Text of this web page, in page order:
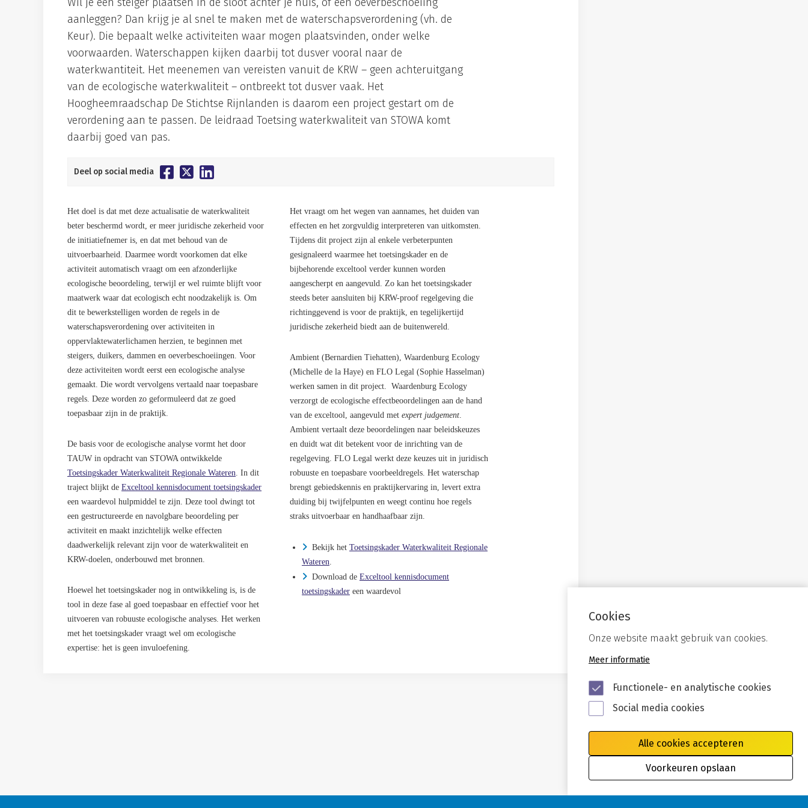
aanleggen? Dan krijg je al snel te maken met de waterschapsverordening (vh. de
Keur). Die bepaalt welke activiteiten waar mogen plaatsvinden, onder welke
voorwaarden. Waterschappen kijken daarbij tot dusver vooral naar de
waterkwantiteit. Het meenemen van vereisten vanuit de KRW – geen achteruitgang
van de ecologische waterkwaliteit – ontbreekt tot dusver vaak. Het
Hoogheemraadschap De Stichtse Rijnlanden is daarom een project gestart om de
verordening aan te passen. De leidraad Toetsing waterkwaliteit van STOWA komt
daarbij goed van pas.
Deel op social media
Het doel is dat met deze actualisatie de waterkwaliteit
beter beschermd wordt, er meer juridische zekerheid voor
de initiatiefnemer is, en dat met behoud van de
uitvoerbaarheid. Daarmee wordt voorkomen dat elke
activiteit automatisch vraagt om een afzonderlijke
ecologische beoordeling, terwijl er wel ruimte blijft voor
maatwerk waar dat ecologisch echt noodzakelijk is. Om
dit te bewerkstelligen worden de regels in de
waterschapsverordening over activiteiten in
oppervlaktewaterlichamen herzien, te beginnen met
steigers, duikers, dammen en oeverbeschoeiingen. Voor
deze activiteiten wordt eerst een ecologische analyse
gemaakt. Die wordt vervolgens vertaald naar toepasbare
regels. Deze worden zo geformuleerd dat ze goed
toepasbaar zijn in de praktijk.
De basis voor de ecologische analyse vormt het door
TAUW in opdracht van STOWA ontwikkelde
Toetsingskader Waterkwaliteit Regionale Wateren. In dit
traject blijkt de Exceltool kennisdocument toetsingskader
een waardevol hulpmiddel te zijn. Deze tool dwingt tot
een gestructureerde en navolgbare beoordeling per
activiteit en maakt inzichtelijk welke effecten
daadwerkelijk relevant zijn voor de waterkwaliteit en
KRW-doelen, onderbouwd met bronnen.
Hoewel het toetsingskader nog in ontwikkeling is, is de
tool in deze fase al goed toepasbaar en effectief voor het
uitvoeren van robuuste ecologische analyses. Het werken
met het toetsingskader vraagt wel om ecologische
expertise: het is geen invuloefening.
Het vraagt om het wegen van aannames, het duiden van
effecten en het zorgvuldig interpreteren van uitkomsten.
Tijdens dit project zijn al enkele verbeterpunten
gesignaleerd waarmee het toetsingskader en de
bijbehorende exceltool verder kunnen worden
aangescherpt en aangevuld. Zo kan het toetsingskader
steeds beter aansluiten bij KRW-proof regelgeving die
richtinggevend is voor de praktijk, en tegelijkertijd
juridische zekerheid biedt aan de buitenwereld.
Ambient (Bernardien Tiehatten), Waardenburg Ecology
(Michelle de la Haye) en FLO Legal (Sophie Hasselman)
werken samen in dit project. Waardenburg Ecology
verzorgt de ecologische effectbeoordelingen aan de hand
van de exceltool, aangevuld met expert judgement.
Ambient vertaalt deze beoordelingen naar beleidskeuzes
en duidt wat dit betekent voor de inrichting van de
regelgeving. FLO Legal werkt deze keuzes uit in juridisch
robuuste en toepasbare voorbeeldregels. Het waterschap
brengt gebiedskennis en praktijkervaring in, levert extra
duiding bij twijfelpunten en weegt continu hoe regels
straks uitvoerbaar en handhaafbaar zijn.
Bekijk het Toetsingskader Waterkwaliteit Regionale
Wateren.
Download de Exceltool kennisdocument
toetsingskader een waardevol
Cookies
Onze website maakt gebruik van cookies.
Meer informatie
Functionele- en analytische cookies
Social media cookies
Alle cookies accepteren
Voorkeuren opslaan